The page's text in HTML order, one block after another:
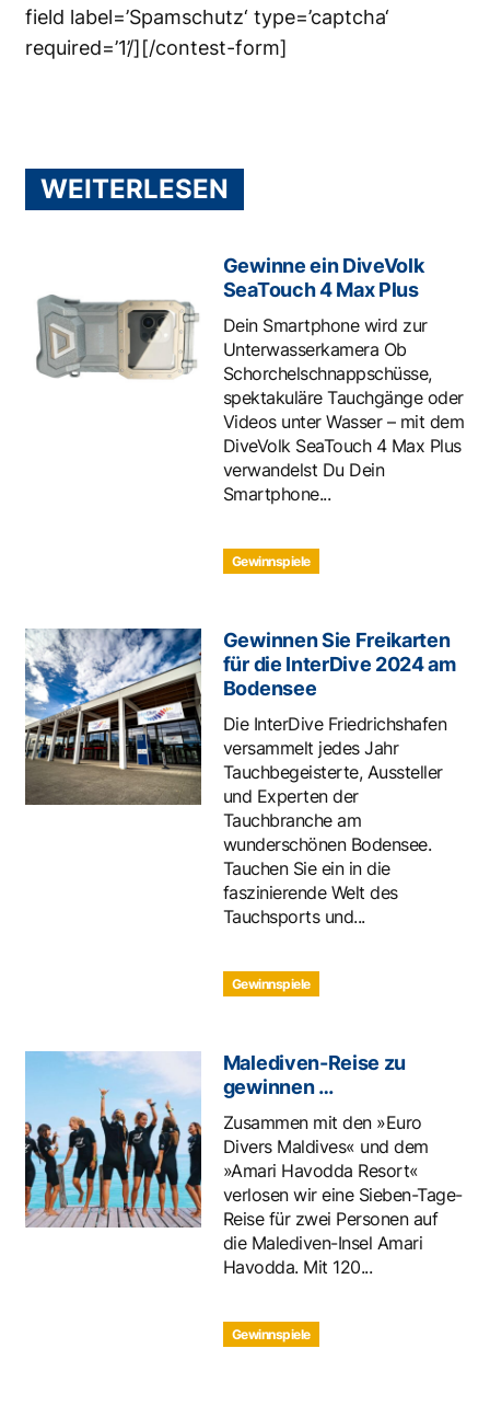
field label=’Spamschutz‘ type=’captcha‘
required=’1’/][/contest-form]
WEITERLESEN
Gewinne ein DiveVolk
SeaTouch 4 Max Plus
Dein Smartphone wird zur
Unterwasserkamera Ob
Schorchelschnappschüsse,
spektakuläre Tauchgänge oder
Videos unter Wasser – mit dem
DiveVolk SeaTouch 4 Max Plus
verwandelst Du Dein
Smartphone...
Gewinnspiele
Gewinnen Sie Freikarten
für die InterDive 2024 am
Bodensee
Die InterDive Friedrichshafen
versammelt jedes Jahr
Tauchbegeisterte, Aussteller
und Experten der
Tauchbranche am
wunderschönen Bodensee.
Tauchen Sie ein in die
faszinierende Welt des
Tauchsports und...
Gewinnspiele
Malediven-Reise zu
gewinnen …
Zusammen mit den »Euro
Divers Maldives« und dem
»Amari Havodda Resort«
verlosen wir eine Sieben-Tage-
Reise für zwei Personen auf
die Malediven-Insel Amari
Havodda. Mit 120...
Gewinnspiele